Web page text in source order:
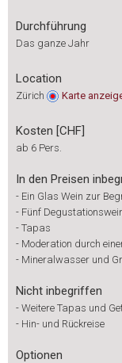
Durchführung
Das ganze Jahr
Location
Zürich Karte
Kosten [CHF]
ab 6 Pers.
In den Preisen
- Ein Glas Wein zur
- Fünf
- Tapas
- Moderation durch
- Mineralwasser und
Nicht inbegriffen
- Weitere Tapas und
- Hin- und Rückreise
Optionen